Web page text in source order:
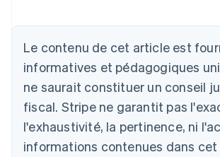
Le contenu de cet article est
informatives et pédagogiques
ne saurait constituer un conseil
fiscal. Stripe ne garantit pas
l'exhaustivité, la pertinence, ni
informations contenues dans cet
DeutschEnglish
English
Autriche
Deutsch English
Belgique
NederlandsFrançaisDeutschEnglish
Brésil